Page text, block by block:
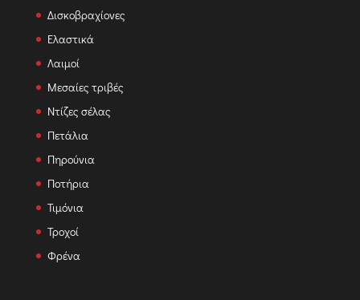
Δισκοβραχίονες
Ελαστικά
Λαιμοί
Μεσαίες τριβές
Ντίζες σέλας
Πετάλια
Πηρούνια
Ποτήρια
Τιμόνια
Τροχοί
Φρένα